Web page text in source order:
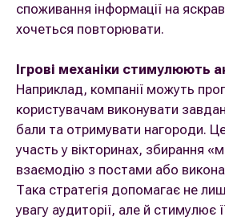
споживання інформації на
хочеться повторювати.
Ігрові механіки стимулюють
Наприклад, компанії можуть
користувачам виконувати
бали та отримувати нагороди.
участь у вікторинах, збирання
взаємодію з постами або
Така стратегія допомагає не
увагу аудиторії, але й стимулює